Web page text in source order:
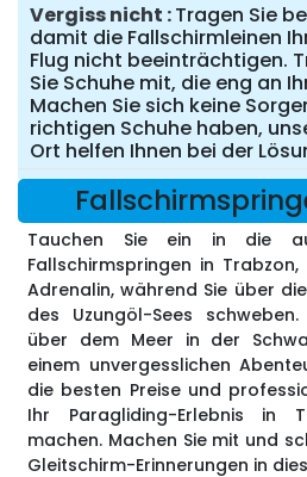
Vergiss nicht Tragen Sie
damit die Fallschirmleinen
Flug nicht beeinträchtigen.
Sie Schuhe mit, die eng an
Machen Sie sich keine
richtigen Schuhe haben,
Ort helfen Ihnen bei der
Tauchen Sie ein in die
Fallschirmspringen in
Adrenalin, während Sie über
des Uzungöl-Sees
über dem Meer in der
einem unvergesslichen
die besten Preise und
Ihr Paragliding-Erlebnis in
machen. Machen Sie mit und
Gleitschirm-Erinnerungen in